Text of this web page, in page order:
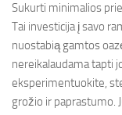
Sukurti minimalios
Tai investicija į savo
nuostabią gamtos
nereikalaudama tapti
eksperimentuokite,
grožio ir paprastumo.